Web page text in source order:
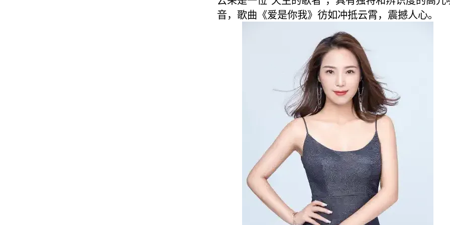
音，歌曲《爱是你我》彷如冲抵云霄，震撼人心。